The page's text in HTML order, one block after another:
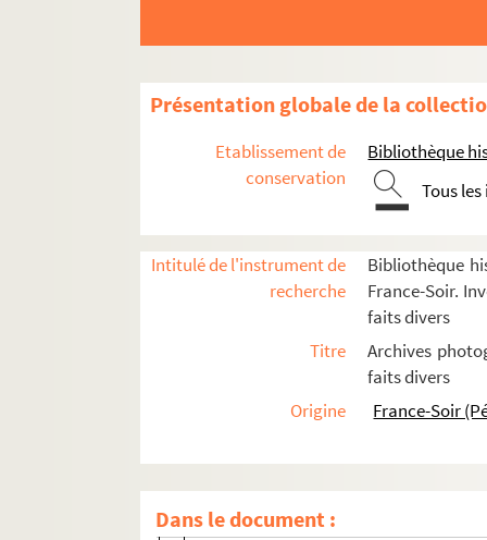
Présentation globale de la
Etablissement de
conservation
Bibliothèque
Tous
Intitulé de l'instrument de
recherche
Bibliothèque
France-Soir.
faits divers
Titre
Archives
faits divers
Origine
France-Soir
Dans le document :
FSE-002780. Bayle
Bazarewski, Michel
Beaussart, Ida
Bébien (famille)
FSC-001106. Ben Salah, Kamel
FSE-002389. Benainous, Carole
FSC-001107. Benaouda, Abdelkader
Benjedid, Mourad
Benothmane, Fairouz
FSC-001109. Bensoussan, Yveline
FSE-002391. Beothy, Agnès
FSE-002392. Béraud-Bédoin, Philippe